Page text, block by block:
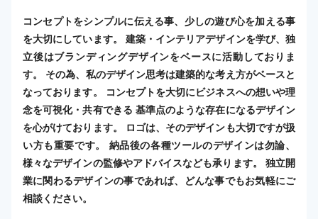
コンセプトをシンプルに伝える事、少しの遊び心を加える事
を大切にしています。 建築・インテリアデザインを学び、独
立後はブランディングデザインをベースに活動しておりま
す。 その為、私のデザイン思考は建築的な考え方がベースと
なっております。 コンセプトを大切にビジネスへの想いや理
念を可視化・共有できる 基準点のような存在になるデザイン
を心がけております。 ロゴは、そのデザインも大切ですが扱
い方も重要です。 納品後の各種ツールのデザインは勿論、
様々なデザインの監修やアドバイスなども承ります。 独立開
業に関わるデザインの事であれば、どんな事でもお気軽にご
相談ください。